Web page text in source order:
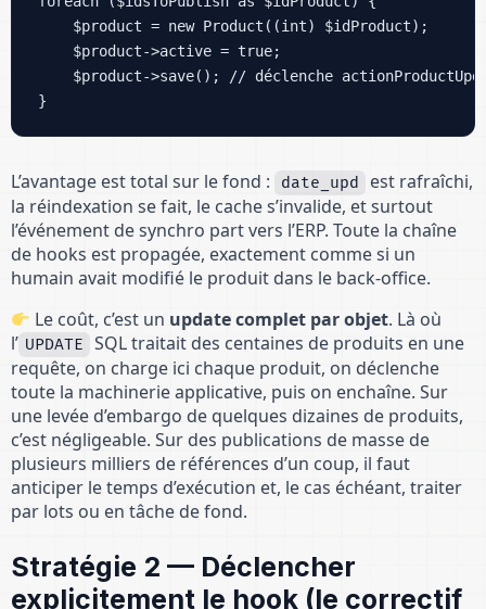
    $product = new Product((int) $idProduct);
    $product->active = true;
$product->save(); // déclenche
}
L’avantage est total sur le fond : date_upd
est rafraîchi,
la réindexation se fait, le cache s’invalide, et surtout
l’événement de synchro part vers l’ERP. Toute la chaîne
de hooks est propagée, exactement comme si un
humain avait modifié le produit dans le back-office.
Le coût, c’est un update complet par objet. Là où
l’ UPDATE
SQL traitait des centaines de produits en une
requête, on charge ici chaque produit, on déclenche
toute la machinerie applicative, puis on enchaîne. Sur
une levée d’embargo de quelques dizaines de produits,
c’est négligeable. Sur des publications de masse de
plusieurs milliers de références d’un coup, il faut
anticiper le temps d’exécution et, le cas échéant, traiter
par lots ou en tâche de fond.
Stratégie 2 — Déclencher
explicitement le hook (le correctif